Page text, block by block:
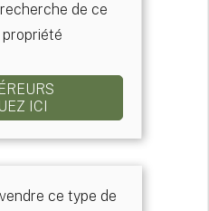
de ce
ICI
ce type de